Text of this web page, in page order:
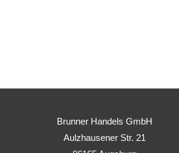
Brunner Handels GmbH
Aulzhausener Str. 21